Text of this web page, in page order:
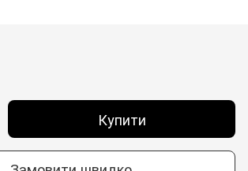
Купити